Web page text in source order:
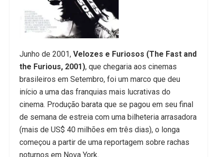
Junho de 2001, Velozes e Furiosos (The Fast and
the Furious, 2001), que chegaria aos cinemas
brasileiros em Setembro, foi um marco que deu
início a uma das franquias mais lucrativas do
cinema. Produção barata que se pagou em seu final
de semana de estreia com uma bilheteria arrasadora
(mais de US$ 40 milhões em três dias), o longa
começou a partir de uma reportagem sobre rachas
noturnos em Nova York.